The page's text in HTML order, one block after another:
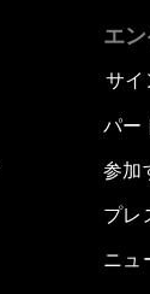
エ
サイ
パー
参加
プレ
ニュ